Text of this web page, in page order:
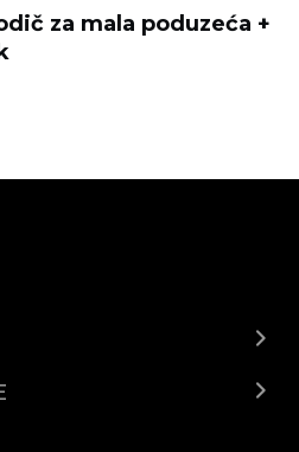
za mala poduzeća +